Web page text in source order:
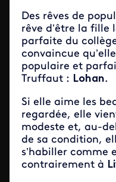
Des rêves de
rêve d’être la fille
parfaite du
convaincue
populaire et
Truffaut : Lohan.
Si elle aime les
regardée, elle
modeste et, au-
de sa condition,
s’habiller comme
contrairement à